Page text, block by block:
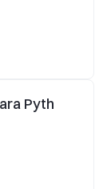
Pyth